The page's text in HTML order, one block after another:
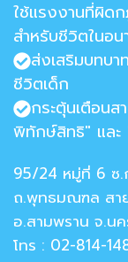
ใช้แรงงานที่ผิดก
สำหรับชีวิตในอน
ส่งเสริมบทบ
ชีวิตเด็ก
กระตุ้นเตือนส
พิทักษ์สิทธิ" แล
95/24 หมู่ที่ 6 ซ.
ถ.พุทธมณฑล สา
อ.สามพราน จ.น
โทร : 02-814-